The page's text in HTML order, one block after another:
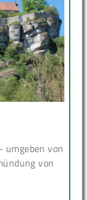
umgeben von
von